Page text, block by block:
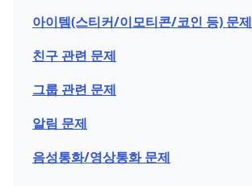
아이템(스티커/이모티콘/코인 등) 문제
친구 관련 문제
그룹 관련 문제
알림 문제
음성통화/영상통화 문제